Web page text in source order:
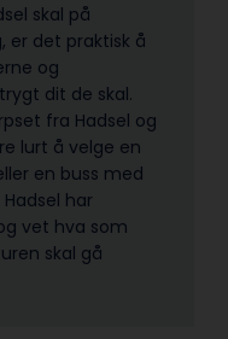
skal på
er det praktisk å
og
dit de skal.
fra Hadsel og
lurt å velge en
en buss med
har
vet hva som
skal gå